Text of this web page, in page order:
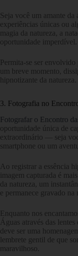
Seja você um amante da
experiências únicas ou
magia da natureza, a
oportunidade imperdível.
Permita-se ser
um breve momento,
hipnotizante da natureza.
3. Fotografia no
Fotografar o Encontro
oportunidade única de
extraordinário — seja
smartphone ou um
Ao registrar a essência
imagem capturada é
da natureza, um
e permanece gravado na
Enquanto nos
Águas através das
deve ser uma
lembrete gentil de que
maravilhoso.